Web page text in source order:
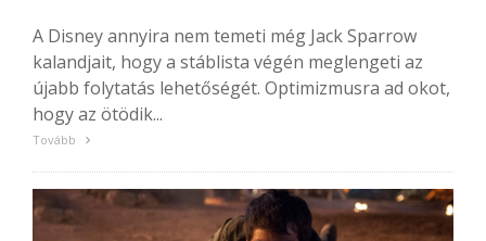
A Disney annyira nem temeti még Jack Sparrow
kalandjait, hogy a stáblista végén meglengeti az
újabb folytatás lehetőségét. Optimizmusra ad okot,
hogy az ötödik...
Tovább